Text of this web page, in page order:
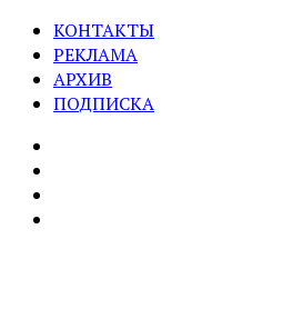
КОНТАКТЫ
РЕКЛАМА
АРХИВ
ПОДПИСКА